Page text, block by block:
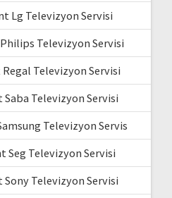
Lg Televizyon Servisi
Televizyon Servisi
Televizyon Servisi
Televizyon Servisi
Televizyon Servis
Seg Televizyon Servisi
Televizyon Servisi